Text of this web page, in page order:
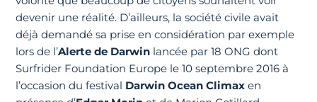
devenir une réalité. D’ailleurs, la société civile avait
déjà demandé sa prise en considération par exemple
lors de l’Alerte de Darwin lancée par 18 ONG dont
Surfrider Foundation Europe le 10 septembre 2016 à
l’occasion du festival Darwin Ocean Climaxen